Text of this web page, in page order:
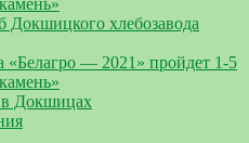
Докшицкого хлебозавода
«Белагро — 2021» пройдет 1-5
в Докшицах